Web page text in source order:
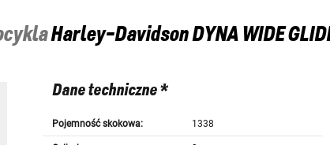
Harley-DavidsonDYNA WIDE
Dane techniczne *
Pojemność skokowa: 1338